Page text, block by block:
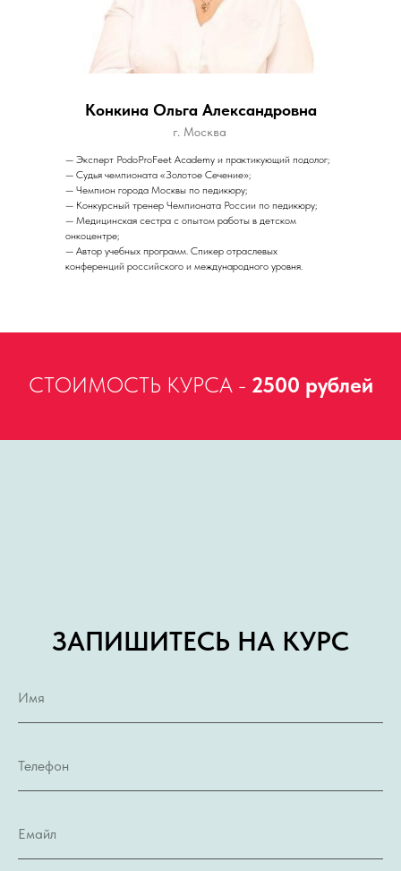
г. Москва
Конкина Ольга Александровна
— Эксперт PodoProFeet Academy и практикующий подолог;
— Судья чемпионата «Золотое Сечение»;
— Чемпион города Москвы по педикюру;
— Конкурсный тренер Чемпионата России по педикюру;
— Медицинская сестра с опытом работы в детском
онкоцентре;
— Автор учебных программ. Спикер отраслевых
конференций российского и международного уровня.
СТОИМОСТЬ КУРСА - 2500 рублей
ЗАПИШИТЕСЬ НА КУРС